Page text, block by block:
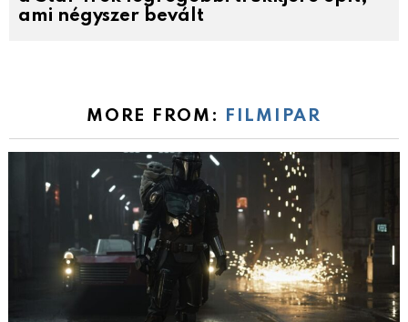
ami négyszer bevált
MORE FROM: FILMIPAR